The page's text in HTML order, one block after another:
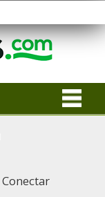
Conectar